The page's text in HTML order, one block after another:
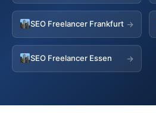
SEO Freelancer Frankfurt →
SEO Freelancer Essen →